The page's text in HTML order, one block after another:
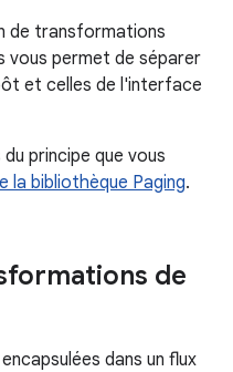
de transformations
vous permet de séparer
et celles de l'interface
principe que vous
la bibliothèque Paging.
de
dans un flux